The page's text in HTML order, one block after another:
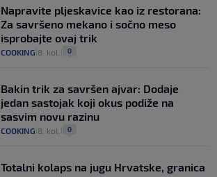
Napravite pljeskavice kao iz restorana:
Za savršeno mekano i sočno meso
isprobajte ovaj trik
COOKING 8. kol. 0
Bakin trik za savršen ajvar: Dodaje
jedan sastojak koji okus podiže na
sasvim novu razinu
COOKING 8. kol. 0
Totalni kolaps na jugu Hrvatske, granica